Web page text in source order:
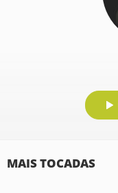
MAIS TOCADAS